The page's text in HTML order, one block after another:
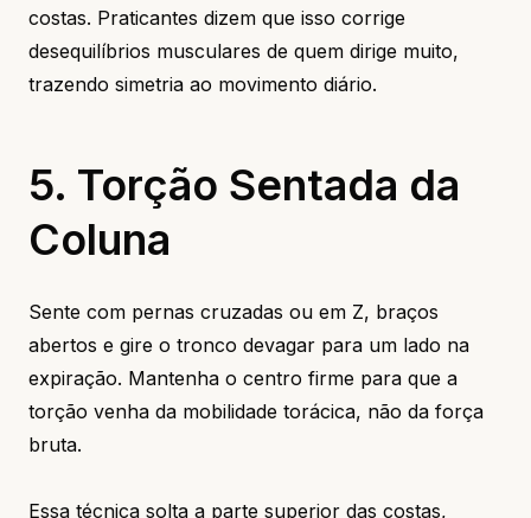
costas. Praticantes dizem que isso corrige
desequilíbrios musculares de quem dirige muito,
trazendo simetria ao movimento diário.
5. Torção Sentada da
Coluna
Sente com pernas cruzadas ou em Z, braços
abertos e gire o tronco devagar para um lado na
expiração. Mantenha o centro firme para que a
torção venha da mobilidade torácica, não da força
bruta.
Essa técnica solta a parte superior das costas,